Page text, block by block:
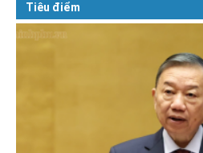
Tiêu điểm